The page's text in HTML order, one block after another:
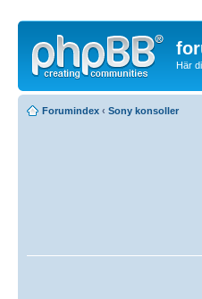
Här
Forumindex ‹ Sony konsoller